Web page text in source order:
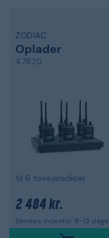
ZODIAC
Oplader
47820
til 6 tovejsradioer
2 484 kr.
Sendes indenfor 8-12 dage